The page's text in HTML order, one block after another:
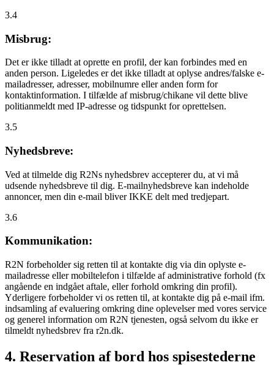
3.4
Misbrug:
Det er ikke tilladt at oprette en profil, der kan forbindes med en
anden person. Ligeledes er det ikke tilladt at oplyse andres/falske e-
mailadresser, adresser, mobilnumre eller anden form for
kontaktinformation. I tilfælde af misbrug/chikane vil dette blive
politianmeldt med IP-adresse og tidspunkt for oprettelsen.
3.5
Nyhedsbreve:
Ved at tilmelde dig R2Ns nyhedsbrev accepterer du, at vi må
udsende nyhedsbreve til dig. E-mailnyhedsbreve kan indeholde
annoncer, men din e-mail bliver IKKE delt med tredjepart.
3.6
Kommunikation:
R2N forbeholder sig retten til at kontakte dig via din oplyste e-
mailadresse eller mobiltelefon i tilfælde af administrative forhold (fx
angående en indgået aftale, eller forhold omkring din profil).
Yderligere forbeholder vi os retten til, at kontakte dig på e-mail ifm.
indsamling af evaluering omkring dine oplevelser med vores service
og generel information om R2N tjenesten, også selvom du ikke er
tilmeldt nyhedsbrev fra r2n.dk.
4. Reservation af bord hos spisestederne